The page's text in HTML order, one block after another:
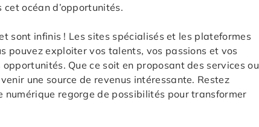
océan d’opportunités.
sont infinis ! Les sites spécialisés et les plateformes
pouvez exploiter vos talents, vos passions et vos
Que ce soit en proposant des services ou
une source de revenus intéressante. Restez
numérique regorge de possibilités pour transformer